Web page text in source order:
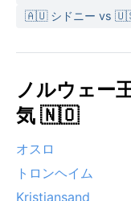
🇦🇺 シドニー vs
ノルウェー
気 🇳🇴
オスロ
トロンヘイム
Kristiansand